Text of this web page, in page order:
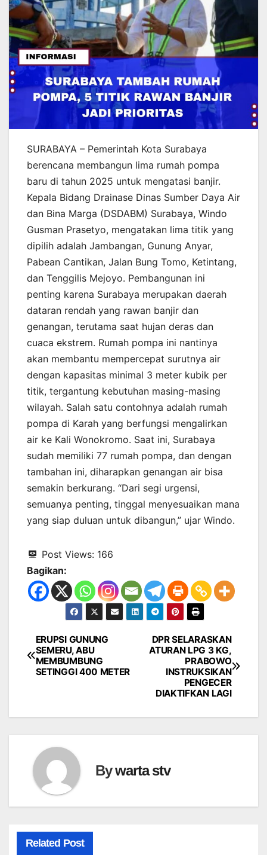
SURABAYA – Pemerintah Kota Surabaya
berencana membangun lima rumah pompa
baru di tahun 2025 untuk mengatasi banjir.
Kepala Bidang Drainase Dinas Sumber Daya Air
dan Bina Marga (DSDABM) Surabaya, Windo
Gusman Prasetyo, mengatakan lima titik yang
dipilih adalah Jambangan, Gunung Anyar,
Pabean Cantikan, Jalan Bung Tomo, Ketintang,
dan Tenggilis Mejoyo. Pembangunan ini
penting karena Surabaya merupakan daerah
dataran rendah yang rawan banjir dan
genangan, terutama saat hujan deras dan
cuaca ekstrem. Rumah pompa ini nantinya
akan membantu mempercepat surutnya air
dengan kapasitas minimal 3 meter kubik per
titik, tergantung kebutuhan masing-masing
wilayah. Salah satu contohnya adalah rumah
pompa di Karah yang berfungsi mengalirkan
air ke Kali Wonokromo. Saat ini, Surabaya
sudah memiliki 77 rumah pompa, dan dengan
tambahan ini, diharapkan genangan air bisa
semakin berkurang. “Dari segi urgensi,
semuanya penting, tinggal menyesuaikan mana
yang siap duluan untuk dibangun,” ujar Windo.
Post Views: 166
Bagikan:
Navigasi
pos
DPR SELARASKAN
ATURAN LPG 3 KG,
PRABOWO
INSTRUKSIKAN
PENGECER
DIAKTIFKAN LAGI
ERUPSI GUNUNG
SEMERU, ABU
MEMBUMBUNG
SETINGGI 400 METER
Bywarta stv
Related Post